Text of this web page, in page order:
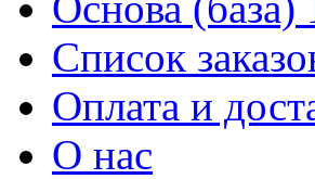
Список
Оплата и
О нас